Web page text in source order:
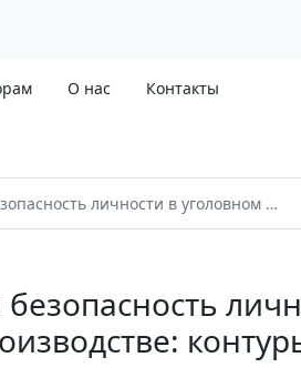
О нас Контакты
в уголовном судопроизводстве: контуры концепции